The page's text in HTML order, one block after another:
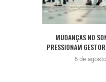
MUDANÇAS NO
PRESSIONAM
6 de